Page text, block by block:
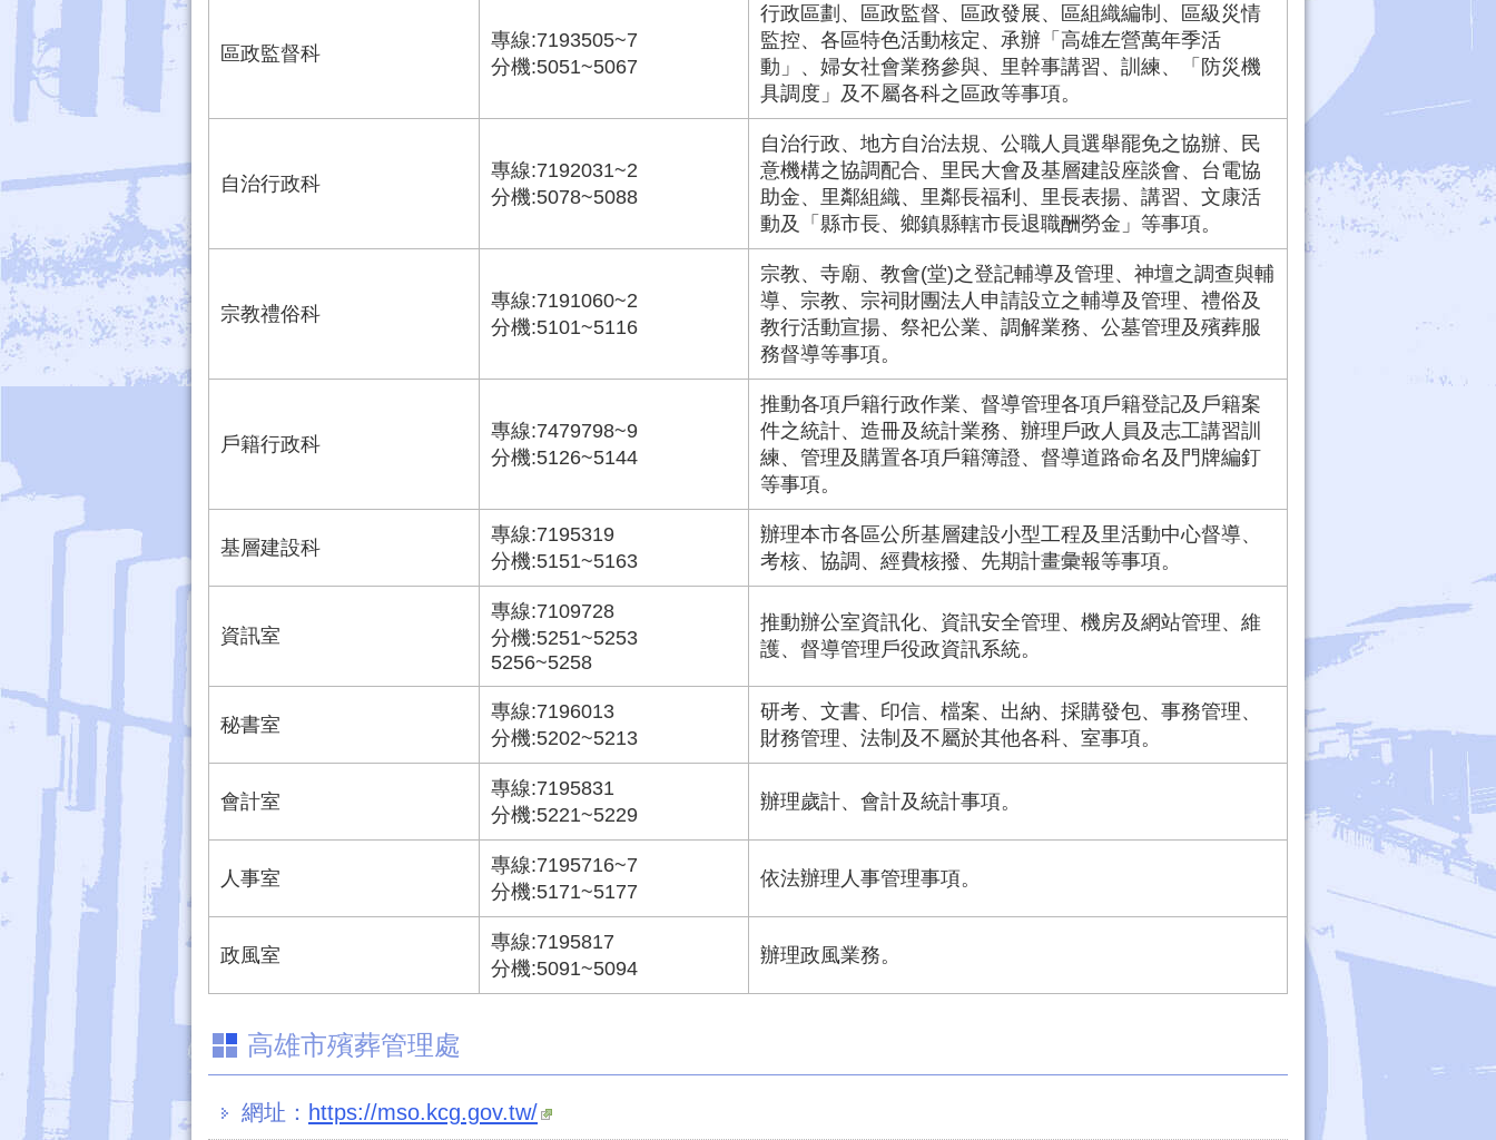
區政監督科
專線:7193505~7
分機:5051~5067
行政區劃、區政監督、區政發展、區組織編制、區級災情
監控、各區特色活動核定、承辦「高雄左營萬年季活
動」、婦女社會業務參與、里幹事講習、訓練、「防災機
具調度」及不屬各科之區政等事項。
自治行政科
專線:7192031~2
分機:5078~5088
自治行政、地方自治法規、公職人員選舉罷免之協辦、民
意機構之協調配合、里民大會及基層建設座談會、台電協
助金、里鄰組織、里鄰長福利、里長表揚、講習、文康活
動及「縣市長、鄉鎮縣轄市長退職酬勞金」等事項。
宗教禮俗科
專線:7191060~2
分機:5101~5116
宗教、寺廟、教會(堂)之登記輔導及管理、神壇之調查與輔
導、宗教、宗祠財團法人申請設立之輔導及管理、禮俗及
教行活動宣揚、祭祀公業、調解業務、公墓管理及殯葬服
務督導等事項。
戶籍行政科
專線:7479798~9
分機:5126~5144
推動各項戶籍行政作業、督導管理各項戶籍登記及戶籍案
件之統計、造冊及統計業務、辦理戶政人員及志工講習訓
練、管理及購置各項戶籍簿證、督導道路命名及門牌編釘
等事項。
基層建設科
專線:7195319
分機:5151~5163
辦理本市各區公所基層建設小型工程及里活動中心督導、
考核、協調、經費核撥、先期計畫彙報等事項。
資訊室
專線:7109728
分機:5251~5253
5256~5258
推動辦公室資訊化、資訊安全管理、機房及網站管理、維
護、督導管理戶役政資訊系統。
秘書室
專線:7196013
分機:5202~5213
研考、文書、印信、檔案、出納、採購發包、事務管理、
財務管理、法制及不屬於其他各科、室事項。
會計室
專線:7195831
分機:5221~5229
辦理歲計、會計及統計事項。
人事室
專線:7195716~7
分機:5171~5177
依法辦理人事管理事項。
政風室
專線:7195817
分機:5091~5094
辦理政風業務。
高雄市殯葬管理處
網址： https://mso.kcg.gov.tw/